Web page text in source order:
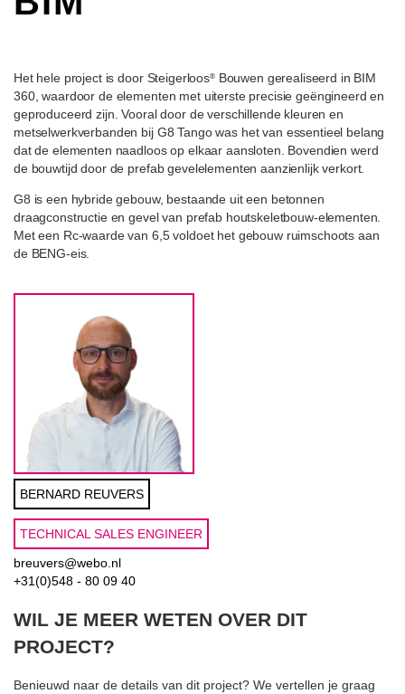
Het hele project is door Steigerloos®Bouwen gerealiseerd in BIM
360, waardoor de elementen met uiterste precisie geëngineerd en
geproduceerd zijn. Vooral door de verschillende kleuren en
metselwerkverbanden bij G8 Tango was het van essentieel belang
dat de elementen naadloos op elkaar aansloten. Bovendien werd
de bouwtijd door de prefab gevelelementen aanzienlijk verkort.
G8 is een hybride gebouw, bestaande uit een betonnen
draagconstructie en gevel van prefab houtskeletbouw-elementen.
Met een Rc-waarde van 6,5 voldoet het gebouw ruimschoots aan
de BENG-eis.
BERNARD REUVERS
TECHNICAL SALES ENGINEER
breuvers@webo.nl
+31(0)548 - 80 09 40
WIL JE MEER WETEN OVER DIT
PROJECT?
Benieuwd naar de details van dit project? We vertellen je graag